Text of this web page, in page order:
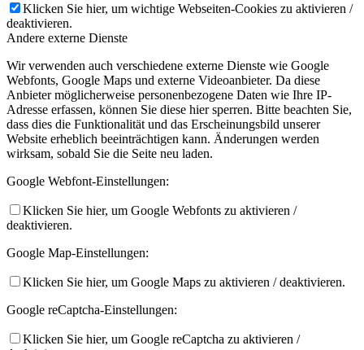
Klicken Sie hier, um wichtige Webseiten-Cookies zu aktivieren /
deaktivieren.
Andere externe Dienste
Wir verwenden auch verschiedene externe Dienste wie Google
Webfonts, Google Maps und externe Videoanbieter. Da diese
Anbieter möglicherweise personenbezogene Daten wie Ihre IP-
Adresse erfassen, können Sie diese hier sperren. Bitte beachten Sie,
dass dies die Funktionalität und das Erscheinungsbild unserer
Website erheblich beeinträchtigen kann. Änderungen werden
wirksam, sobald Sie die Seite neu laden.
Google Webfont-Einstellungen:
Klicken Sie hier, um Google Webfonts zu aktivieren /
deaktivieren.
Google Map-Einstellungen:
Klicken Sie hier, um Google Maps zu aktivieren / deaktivieren.
Google reCaptcha-Einstellungen:
Klicken Sie hier, um Google reCaptcha zu aktivieren /